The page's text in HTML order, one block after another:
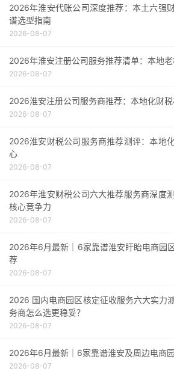
2026年淮安代账公司深度推荐：本土六强
谱选型指南
2026-08-07
2026年淮安注册公司服务推荐清单：本地
2026-08-07
2026淮安注册公司服务商推荐：本地化财
2026-08-07
2026淮安财税公司服务商推荐测评：本地
心
2026-08-07
2026年淮安财税公司六大推荐服务商深度
核心竞争力
2026-08-07
2026年6月最新｜6家靠谱淮安盱眙电商园
荐
2026-08-07
2026 国内电商园区核定征收服务六大实力
务商怎么选更稳妥？
2026-08-07
2026年6月最新｜6家靠谱淮安及周边电商
2026-08-07